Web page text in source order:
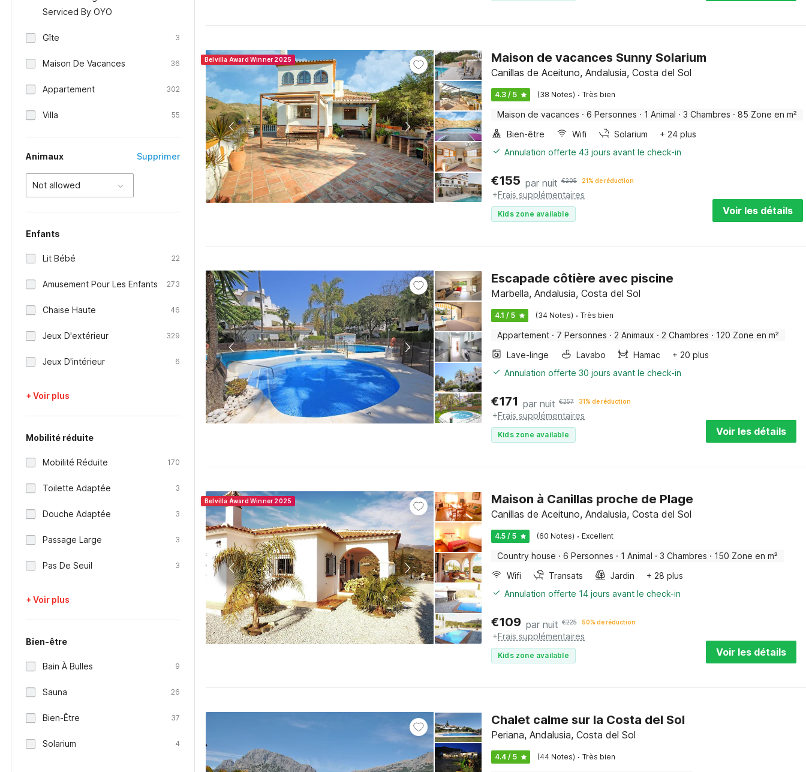
Serviced By OYO
Gîte 3
Maison De Vacances 36
Appartement 302
Villa 55
Animaux Supprimer
Not allowed
Enfants
Lit Bébé 22
Amusement Pour Les Enfants 273
Chaise Haute 46
Jeux D'extérieur 329
Jeux D'intérieur 6
+ Voir plus
Mobilité réduite
Mobilité Réduite 170
Toilette Adaptée 3
Douche Adaptée 3
Passage Large 3
Pas De Seuil 3
+ Voir plus
Bien-être
Bain À Bulles 9
Sauna 26
Bien-Être 37
Solarium 4
Belvilla Award Winner 2025 Maison de vacances Sunny Solarium
Canillas de Aceituno, Andalusia, Costa del Sol
4.3 / 5 (38 Notes) · Très bien
Maison de vacances · 6 Personnes · 1 Animal · 3 Chambres · 85 Zone en m²
Bien-être
Wifi Solarium
+ 24 plus
Annulation offerte 43 jours avant le check-in
€155 par nuit €205 21% de réduction
+Frais supplémentaires
Kids zone available Voir les détails
Escapade côtière avec piscine
Marbella, Andalusia, Costa del Sol
4.1 / 5 (34 Notes) · Très bien
Appartement · 7 Personnes · 2 Animaux · 2 Chambres · 120 Zone en m²
Lave-linge
Lavabo Hamac
+ 20 plus
Annulation offerte 30 jours avant le check-in
€171 par nuit €257 31% de réduction
+Frais supplémentaires
Kids zone available Voir les détails
Belvilla Award Winner 2025 Maison à Canillas proche de Plage
Canillas de Aceituno, Andalusia, Costa del Sol
4.5 / 5 (60 Notes) · Excellent
Country house · 6 Personnes · 1 Animal · 3 Chambres · 150 Zone en m²
Wifi
Transats Jardin
+ 28 plus
Annulation offerte 14 jours avant le check-in
€109 par nuit €225 50% de réduction
+Frais supplémentaires
Kids zone available Voir les détails
Chalet calme sur la Costa del Sol
Periana, Andalusia, Costa del Sol
4.4 / 5 (44 Notes) · Très bien